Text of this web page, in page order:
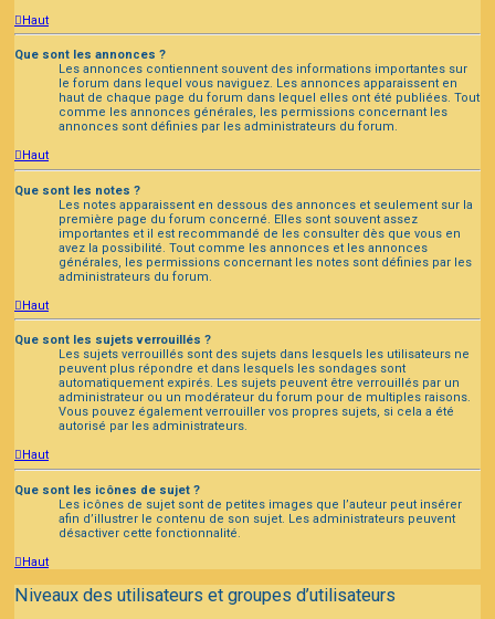
Haut
Que sont les annonces ?
Les annonces contiennent souvent des informations importantes sur
le forum dans lequel vous naviguez. Les annonces apparaissent en
haut de chaque page du forum dans lequel elles ont été publiées. Tout
comme les annonces générales, les permissions concernant les
annonces sont définies par les administrateurs du forum.
Haut
Que sont les notes ?
Les notes apparaissent en dessous des annonces et seulement sur la
première page du forum concerné. Elles sont souvent assez
importantes et il est recommandé de les consulter dès que vous en
avez la possibilité. Tout comme les annonces et les annonces
générales, les permissions concernant les notes sont définies par les
administrateurs du forum.
Haut
Que sont les sujets verrouillés ?
Les sujets verrouillés sont des sujets dans lesquels les utilisateurs ne
peuvent plus répondre et dans lesquels les sondages sont
automatiquement expirés. Les sujets peuvent être verrouillés par un
administrateur ou un modérateur du forum pour de multiples raisons.
Vous pouvez également verrouiller vos propres sujets, si cela a été
autorisé par les administrateurs.
Haut
Que sont les icônes de sujet ?
Les icônes de sujet sont de petites images que l’auteur peut insérer
afin d’illustrer le contenu de son sujet. Les administrateurs peuvent
désactiver cette fonctionnalité.
Haut
Niveaux des utilisateurs et groupes d’utilisateurs